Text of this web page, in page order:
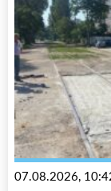
07.08.2026,